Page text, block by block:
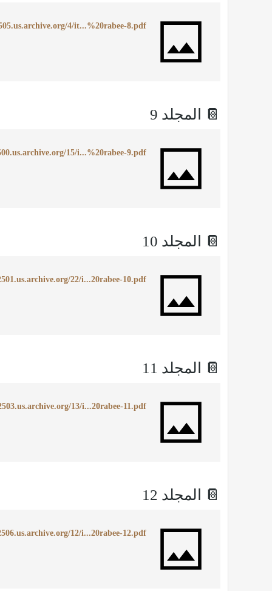
4/it...%20rabee-8.pdf
📔 المجلد 9
15/i...%20rabee-9.pdf
📔 المجلد 10
22/i...20rabee-10.pdf
📔 المجلد 11
13/i...20rabee-11.pdf
📔 المجلد 12
12/i...20rabee-12.pdf